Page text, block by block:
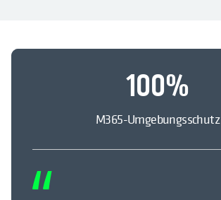
100%
M365-Umgebungsschutz